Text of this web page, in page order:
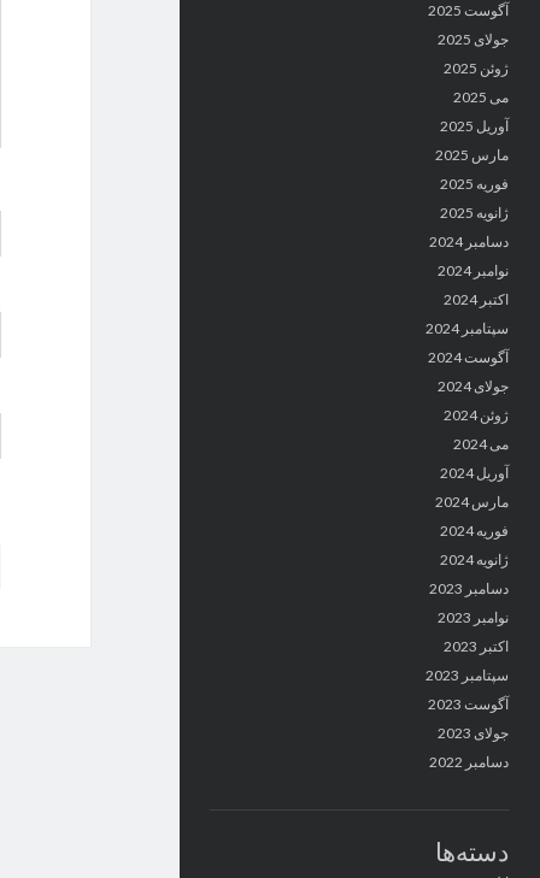
آگوست 2025
جولای 2025
ژوئن 2025
می 2025
آوریل 2025
مارس 2025
فوریه 2025
ژانویه 2025
دسامبر 2024
نوامبر 2024
اکتبر 2024
سپتامبر 2024
آگوست 2024
جولای 2024
ژوئن 2024
می 2024
آوریل 2024
مارس 2024
فوریه 2024
ژانویه 2024
دسامبر 2023
نوامبر 2023
اکتبر 2023
سپتامبر 2023
آگوست 2023
جولای 2023
دسامبر 2022
دسته‌ها